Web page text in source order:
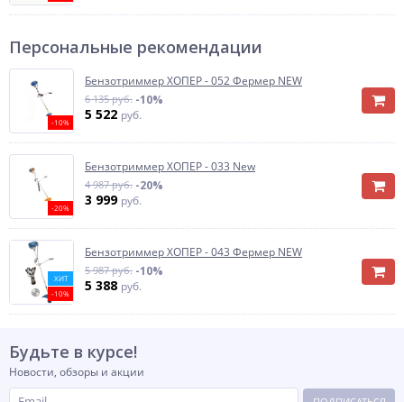
Персональные рекомендации
-10%
Бензотриммер ХОПЕР - 052 Фермер NEW
6 135 руб. -10%
5 522 руб.
-20%
Бензотриммер ХОПЕР - 033 New
4 987 руб. -20%
3 999 руб.
ХИТ
-10%
Бензотриммер ХОПЕР - 043 Фермер NEW
5 987 руб. -10%
5 388 руб.
Будьте в курсе!
Новости, обзоры и акции